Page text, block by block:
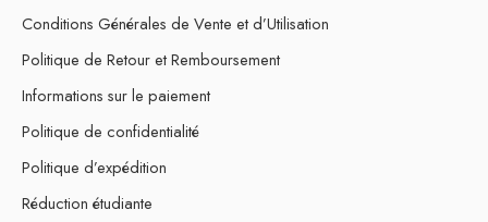
Conditions Générales de Vente et d’Utilisation
Politique de Retour et Remboursement
Informations sur le paiement
Politique de confidentialité
Politique d’expédition
Réduction étudiante